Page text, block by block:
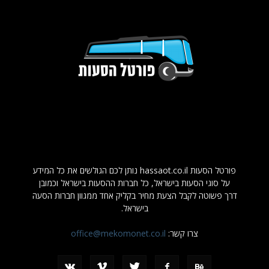
פורטל הסעות hassaot.co.il נותן לכם הגולשים את כל המידע
על סוגי הסעות בישראל, כל חברות ההסעות בישראל וכמובן
דרך פשוטה לקבל הצעת מחיר בקליק אחד ממגוון חברות הסעה
בישראל.
צרו קשר: office@mekomonet.co.il